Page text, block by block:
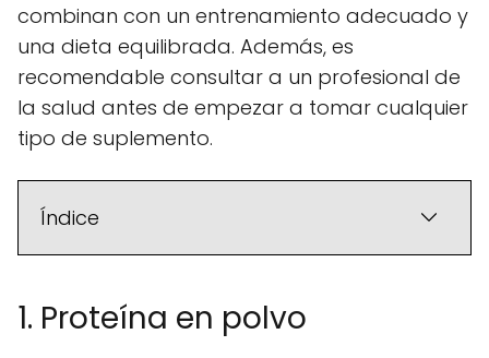
combinan con un entrenamiento adecuado y
una dieta equilibrada. Además, es
recomendable consultar a un profesional de
la salud antes de empezar a tomar cualquier
tipo de suplemento.
Índice
1. Proteína en polvo